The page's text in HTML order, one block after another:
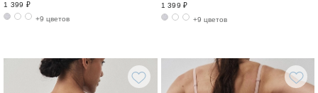
1 399 ₽
+9 цветов
1 399 ₽
+9 цветов